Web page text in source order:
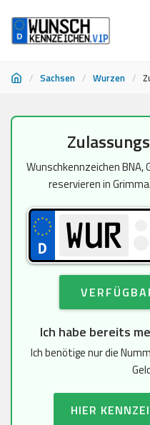
/ Sachsen / Wurzen /
springen
Wunschkennzeichen BNA,
reservieren in
Ich habe bereits
Ich benötige nur die
HIER